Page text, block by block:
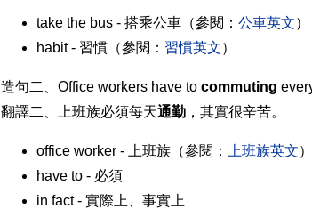
take the bus - 搭乘公車（參閱： 公車英文）
habit - 習慣（參閱： 習慣英文）
造句二、Office workers have to commuting
翻譯二、上班族必須每天通勤，其實很辛苦。
office worker - 上班族（參閱： 上班族英文）
have to - 必須
in fact - 實際上、事實上